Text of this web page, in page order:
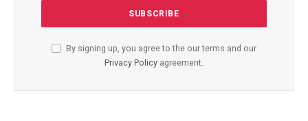
By signing up, you agree to the our terms and our
Privacy Policy agreement.